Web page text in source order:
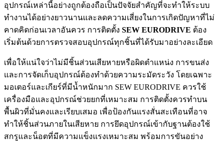
อุปกรณ์เหล่านี้อย่างถูกต้องถือเป็นปัจจัยสำคัญที่จะทำให้ระบบ
ทำงานได้อย่างยาวนานและลดความเสี่ยงในการเกิดปัญหาที่ไม่
คาดคิดก่อนเวลาอันควร การติดตั้ง SEW EURODRIVE ต้อง
เริ่มต้นด้วยการตรวจสอบอุปกรณ์ทุกชิ้นที่ได้รับมาอย่างละเอียด
เพื่อให้แน่ใจว่าไม่มีชิ้นส่วนเสียหายหรือผิดตำแหน่ง การขนส่ง
และการจัดเก็บอุปกรณ์ต้องทำด้วยความระมัดระวัง โดยเฉพาะ
มอเตอร์และเกียร์ที่มีน้ำหนักมาก SEW EURODRIVE ควรใช้
เครื่องมือและอุปกรณ์ช่วยยกที่เหมาะสม การติดตั้งควรทำบน
พื้นผิวที่มั่นคงและเรียบเสมอ เพื่อป้องกันแรงสั่นสะเทือนที่อาจ
ทำให้ชิ้นส่วนภายในเสียหาย การยึดอุปกรณ์เข้ากับฐานต้องใช้
สกรูและน็อตที่มีความแข็งแรงเหมาะสม พร้อมการขันอย่าง